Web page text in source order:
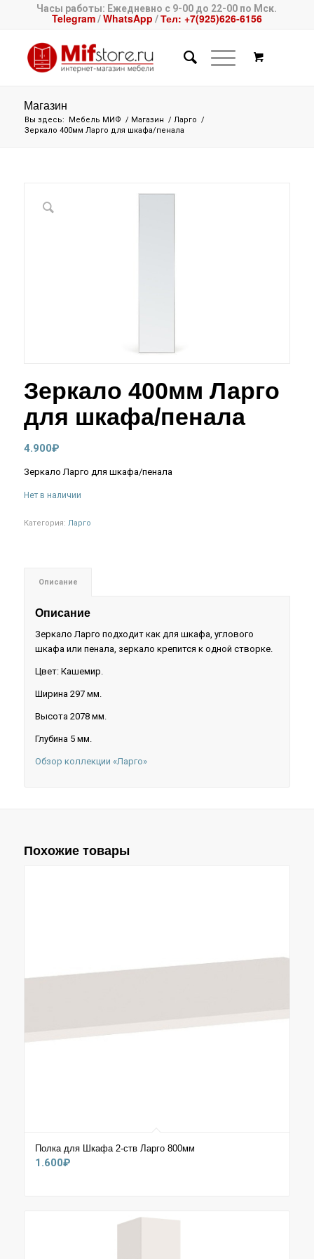
Часы работы: Ежедневно с 9-00 до 22-00 по Мск.
Telegram/WhatsApp /Тел: +7(925)626-6156
Магазин
Вы здесь: Мебель МИФ / Магазин / Ларго /
Зеркало 400мм Ларго для шкафа/пенала
Зеркало 400мм Ларго
для шкафа/пенала
4.900₽
Зеркало Ларго для шкафа/пенала
Нет в наличии
Категория: Ларго
Описание
Описание
Зеркало Ларго подходит как для шкафа, углового
шкафа или пенала, зеркало крепится к одной створке.
Цвет: Кашемир.
Ширина 297 мм.
Высота 2078 мм.
Глубина 5 мм.
Обзор коллекции «Ларго»
Похожие товары
Полка для Шкафа 2-ств Ларго 800мм
1.600₽